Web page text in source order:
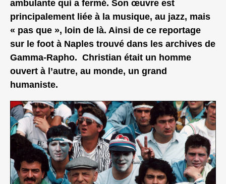
ambulante qui a fermé. Son œuvre est
principalement liée à la musique, au jazz, mais
« pas que », loin de là. Ainsi de ce reportage
sur le foot à Naples trouvé dans les archives de
Gamma-Rapho. Christian était un homme
ouvert à l’autre, au monde, un grand
humaniste.